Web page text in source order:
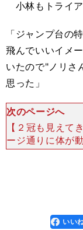
小林もトライア
「ジャンプ台の
飛んでいいイメ
いたので"ノリさ
思った」
次のページへ
【２冠も見え
ージ通りに体が
持てた。２本目
かで飛距離を伸
faceboo
k
いい